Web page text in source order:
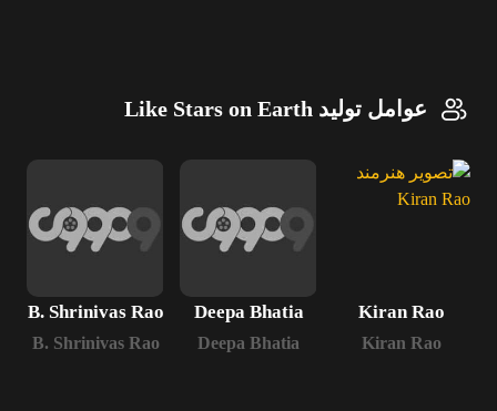
عوامل تولید Like Stars on Earth
Kiran Rao
Kiran Rao
Deepa Bhatia
Deepa Bhatia
B. Shrinivas Rao
B. Shrinivas Rao